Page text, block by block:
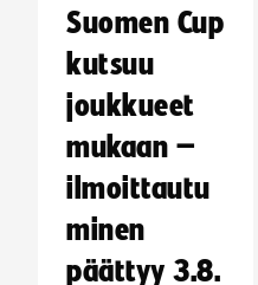
Suomen Cup
kutsuu
joukkueet
mukaan –
ilmoittautu
minen
päättyy 3.8.